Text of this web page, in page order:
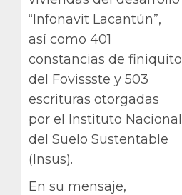
“Infonavit Lacantún”,
así como 401
constancias de finiquito
del Fovissste y 503
escrituras otorgadas
por el Instituto Nacional
del Suelo Sustentable
(Insus).
En su mensaje,